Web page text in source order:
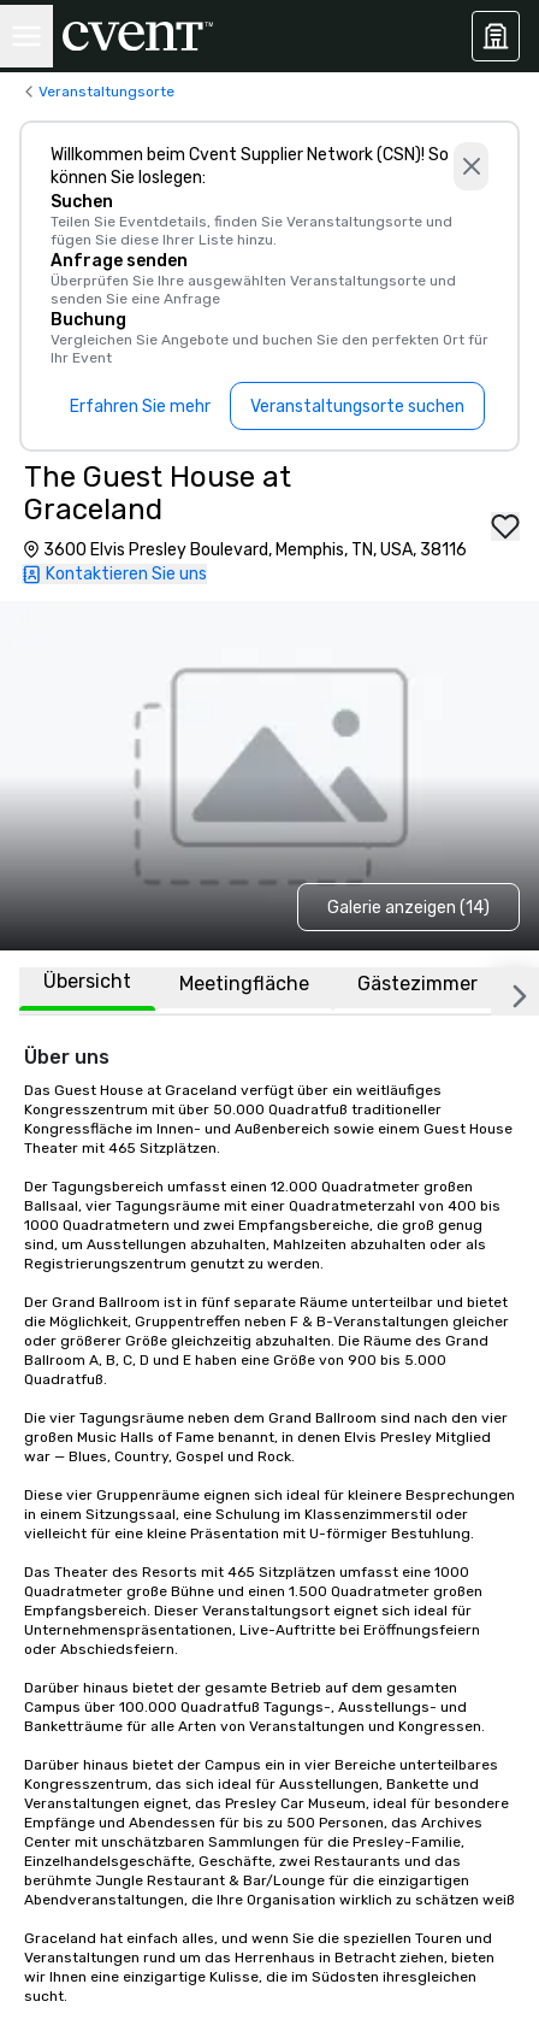
Veranstaltungsorte
Willkommen beim Cvent Supplier Network (CSN)! So
können Sie loslegen:
Suchen
Teilen Sie Eventdetails, finden Sie Veranstaltungsorte und
fügen Sie diese Ihrer Liste hinzu.
Anfrage senden
Überprüfen Sie Ihre ausgewählten Veranstaltungsorte und
senden Sie eine Anfrage
Buchung
Vergleichen Sie Angebote und buchen Sie den perfekten Ort für
Ihr Event
Erfahren Sie mehr Veranstaltungsorte suchen
The Guest House at
Graceland
3600 Elvis Presley Boulevard, Memphis, TN, USA, 38116
Kontaktieren Sie uns
Galerie anzeigen (14)
Übersicht Meetingfläche Gästezimmer
Über uns
Das Guest House at Graceland verfügt über ein weitläufiges
Kongresszentrum mit über 50.000 Quadratfuß traditioneller
Kongressfläche im Innen- und Außenbereich sowie einem Guest House
Theater mit 465 Sitzplätzen.
Der Tagungsbereich umfasst einen 12.000 Quadratmeter großen
Ballsaal, vier Tagungsräume mit einer Quadratmeterzahl von 400 bis
1000 Quadratmetern und zwei Empfangsbereiche, die groß genug
sind, um Ausstellungen abzuhalten, Mahlzeiten abzuhalten oder als
Registrierungszentrum genutzt zu werden.
Der Grand Ballroom ist in fünf separate Räume unterteilbar und bietet
die Möglichkeit, Gruppentreffen neben F & B-Veranstaltungen gleicher
oder größerer Größe gleichzeitig abzuhalten. Die Räume des Grand
Ballroom A, B, C, D und E haben eine Größe von 900 bis 5.000
Quadratfuß.
Die vier Tagungsräume neben dem Grand Ballroom sind nach den vier
großen Music Halls of Fame benannt, in denen Elvis Presley Mitglied
war — Blues, Country, Gospel und Rock.
Diese vier Gruppenräume eignen sich ideal für kleinere Besprechungen
in einem Sitzungssaal, eine Schulung im Klassenzimmerstil oder
vielleicht für eine kleine Präsentation mit U-förmiger Bestuhlung.
Das Theater des Resorts mit 465 Sitzplätzen umfasst eine 1000
Quadratmeter große Bühne und einen 1.500 Quadratmeter großen
Empfangsbereich. Dieser Veranstaltungsort eignet sich ideal für
Unternehmenspräsentationen, Live-Auftritte bei Eröffnungsfeiern
oder Abschiedsfeiern.
Darüber hinaus bietet der gesamte Betrieb auf dem gesamten
Campus über 100.000 Quadratfuß Tagungs-, Ausstellungs- und
Banketträume für alle Arten von Veranstaltungen und Kongressen.
Darüber hinaus bietet der Campus ein in vier Bereiche unterteilbares
Kongresszentrum, das sich ideal für Ausstellungen, Bankette und
Veranstaltungen eignet, das Presley Car Museum, ideal für besondere
Empfänge und Abendessen für bis zu 500 Personen, das Archives
Center mit unschätzbaren Sammlungen für die Presley-Familie,
Einzelhandelsgeschäfte, Geschäfte, zwei Restaurants und das
berühmte Jungle Restaurant & Bar/Lounge für die einzigartigen
Abendveranstaltungen, die Ihre Organisation wirklich zu schätzen weiß
Graceland hat einfach alles, und wenn Sie die speziellen Touren und
Veranstaltungen rund um das Herrenhaus in Betracht ziehen, bieten
wir Ihnen eine einzigartige Kulisse, die im Südosten ihresgleichen
sucht.